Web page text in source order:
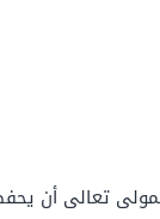
تعالى أن